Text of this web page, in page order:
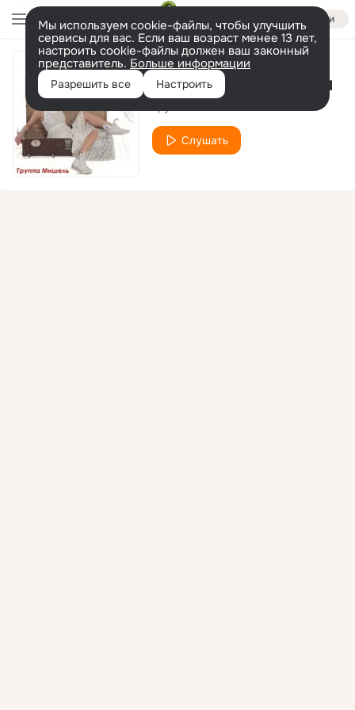
Войти
Мы используем cookie-файлы, чтобы улучшить
сервисы для вас. Если ваш возраст менее 13 лет,
настроить cookie-файлы должен ваш законный
представитель. Больше информации
Разрешить все Настроить
Правила движения
Слушать